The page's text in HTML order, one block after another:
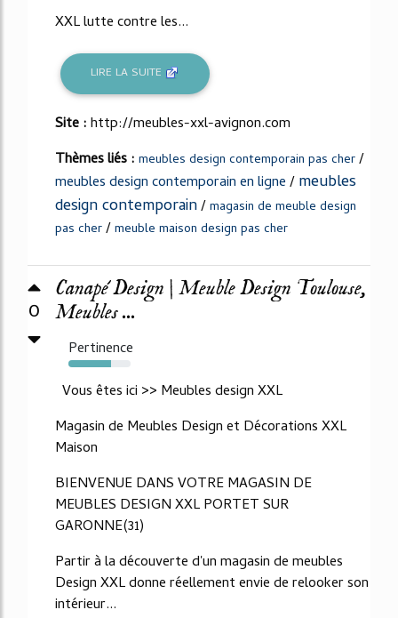
XXL lutte contre les...
LIRE LA SUITE
Site :http://meubles-xxl-avignon.com
Thèmes liés : meubles design contemporain pas cher/
meubles design contemporain en ligne/meubles
design contemporain/magasin de meuble design
pas cher/meuble maison design pas cher
0
Canapé Design | Meuble Design Toulouse,
Meubles ...
Pertinence
68%
Vous êtes ici >> Meubles design XXL
Magasin de Meubles Design et Décorations XXL
Maison
BIENVENUE DANS VOTRE MAGASIN DE
MEUBLES DESIGN XXL PORTET SUR
GARONNE(31)
Partir à la découverte d'un magasin de meubles
Design XXL donne réellement envie de relooker son
intérieur...